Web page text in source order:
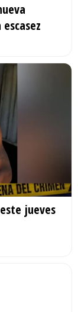
jueves